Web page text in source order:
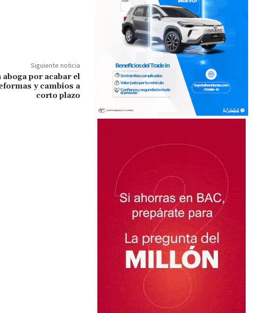
Siguiente noticia
por acabar el
y cambios a
corto plazo